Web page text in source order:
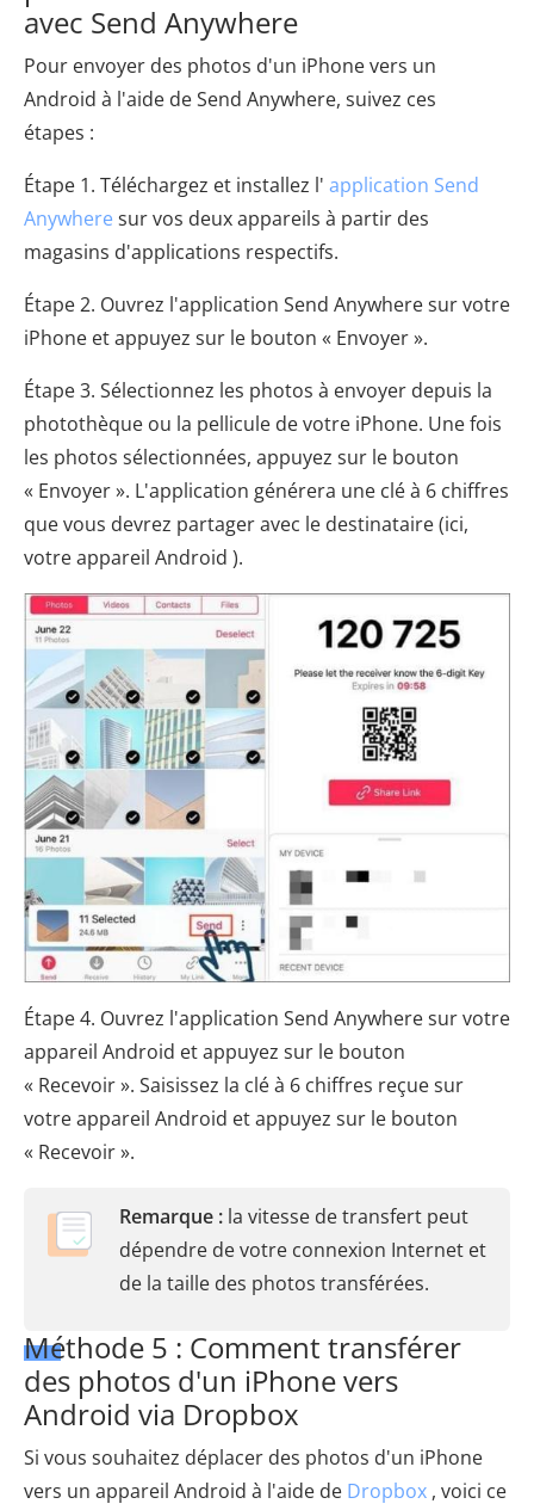
avec Send Anywhere
Pour envoyer des photos d'un iPhone vers un
Android à l'aide de Send Anywhere, suivez ces
étapes :
Étape 1. Téléchargez et installez l' application Send
Anywhere sur vos deux appareils à partir des
magasins d'applications respectifs.
Étape 2. Ouvrez l'application Send Anywhere sur votre
iPhone et appuyez sur le bouton « Envoyer ».
Étape 3. Sélectionnez les photos à envoyer depuis la
photothèque ou la pellicule de votre iPhone. Une fois
les photos sélectionnées, appuyez sur le bouton
« Envoyer ». L'application générera une clé à 6 chiffres
que vous devrez partager avec le destinataire (ici,
votre appareil Android ).
Étape 4. Ouvrez l'application Send Anywhere sur votre
appareil Android et appuyez sur le bouton
« Recevoir ». Saisissez la clé à 6 chiffres reçue sur
votre appareil Android et appuyez sur le bouton
« Recevoir ».
Remarque : la vitesse de transfert peut
dépendre de votre connexion Internet et
de la taille des photos transférées.
Méthode 5 : Comment transférer
des photos d'un iPhone vers
Android via Dropbox
Si vous souhaitez déplacer des photos d'un iPhone
vers un appareil Android à l'aide de Dropbox , voici ce